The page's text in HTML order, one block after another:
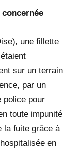
concernée
une fillette
sur un terrain
par un
police pour
toute impunité
la fuite grâce à
en